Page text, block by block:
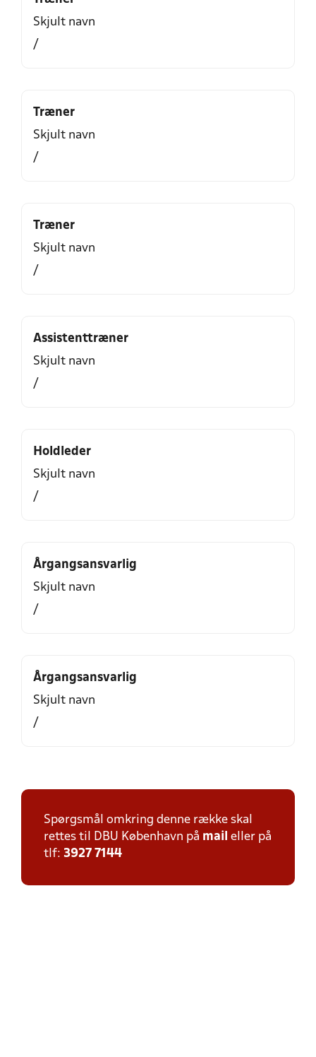
Skjult navn
/
Træner
Skjult navn
/
Træner
Skjult navn
/
Assistenttræner
Skjult navn
/
Holdleder
Skjult navn
/
Årgangsansvarlig
Skjult navn
/
Årgangsansvarlig
Skjult navn
/
Spørgsmål omkring denne række skal
rettes til DBU København på mail eller på
tlf: 3927 7144